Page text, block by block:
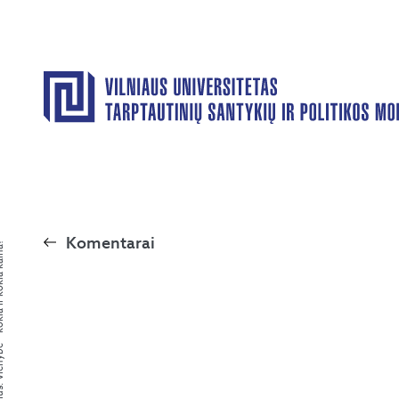
kaina? Komentarai